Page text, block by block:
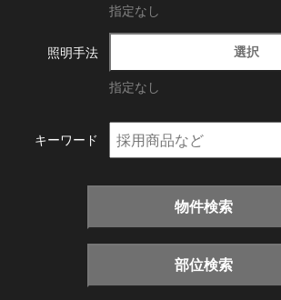
指定なし
照明手法 選択
指定なし
キーワード
物件検索
部位検索